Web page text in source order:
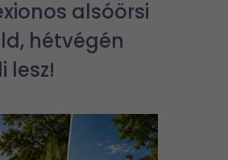
alsóörsi
hétvégén
lesz!